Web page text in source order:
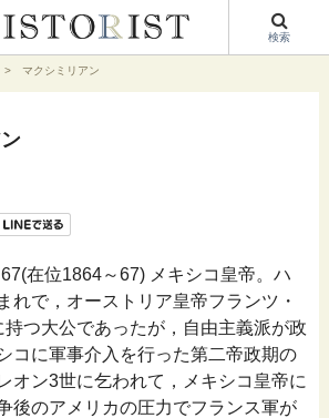
検索
マクシミリアン
在位1864～67) メキシコ皇帝。ハ
れで，オーストリア皇帝フランツ・
持つ大公であったが，自由主義派が政
コに軍事介入を行った第二帝政期の
オン3世に乞われて，メキシコ皇帝に
後のアメリカの圧力でフランス軍が